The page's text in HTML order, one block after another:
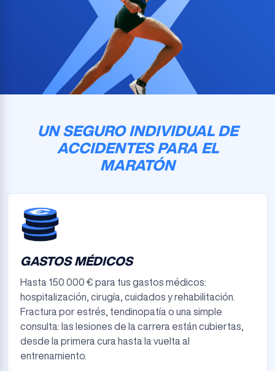
UN SEGURO INDIVIDUAL DE
ACCIDENTES PARA EL
MARATÓN
GASTOS MÉDICOS
Hasta 150 000 € para tus gastos médicos:
hospitalización, cirugía, cuidados y rehabilitación.
Fractura por estrés, tendinopatía o una simple
consulta: las lesiones de la carrera están cubiertas,
desde la primera cura hasta la vuelta al
entrenamiento.